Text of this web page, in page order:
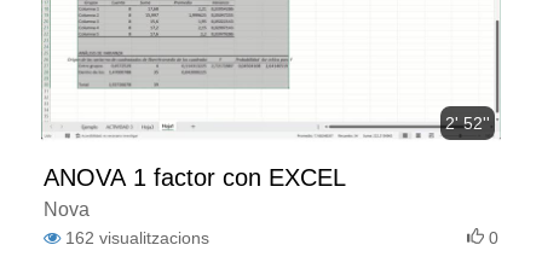
2' 52''
ANOVA 1 factor con EXCEL
Nova
162 visualitzacions 0